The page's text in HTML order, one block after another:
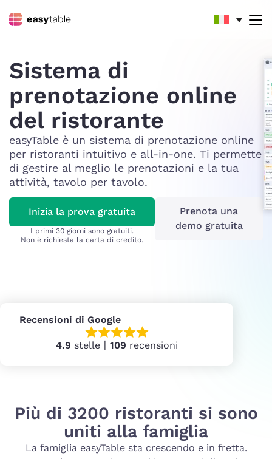
Sistema di
prenotazione online
del ristorante
easyTable è un sistema di prenotazione online
per ristoranti intuitivo e all-in-one. Ti permette
di gestire al meglio le prenotazioni e la tua
attività, tavolo per tavolo.
Inizia la prova gratuita
I primi 30 giorni sono gratuiti.
Non è richiesta la carta di credito.
Prenota una
demo gratuita
Recensioni di Google
4.9 stelle〡 109 recensioni
Più di 3200 ristoranti si sono
uniti alla famiglia
La famiglia easyTable sta crescendo e in fretta.